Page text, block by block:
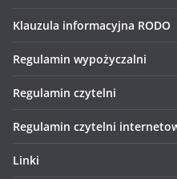
Klauzula informacyjna RODO
Regulamin wypożyczalni
Regulamin czytelni
Regulamin czytelni
Linki